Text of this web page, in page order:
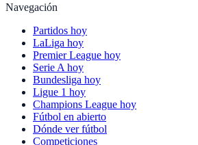
Navegación
Partidos hoy
LaLiga hoy
Premier League hoy
Serie A hoy
Bundesliga hoy
Ligue 1 hoy
Champions League hoy
Fútbol en abierto
Dónde ver fútbol
Competiciones